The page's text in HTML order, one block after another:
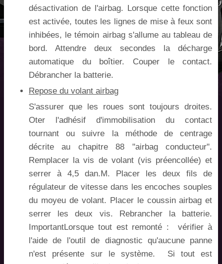
désactivation de l'airbag. Lorsque cette fonction
est activée, toutes les lignes de mise à feux sont
inhibées, le témoin airbag s'allume au tableau de
bord. Attendre deux secondes la décharge
automatique du boîtier. Couper le contact.
Débrancher la batterie.
Repose du volant airbag
S'assurer que les roues sont toujours droites.
Oter l'adhésif d'immobilisation du contact
tournant ou suivre la méthode de centrage
décrite au chapitre 88 "airbag conducteur".
Remplacer la vis de volant (vis préencollée) et
serrer à 4,5 dan.M. Placer les deux fils de
régulateur de vitesse dans les encoches souples
du moyeu de volant. Placer le coussin airbag et
serrer les deux vis. Rebrancher la batterie.
ImportantLorsque tout est remonté : vérifier à
l'aide de l'outil de diagnostic qu'aucune panne
n'est présente sur le système. Si tout est